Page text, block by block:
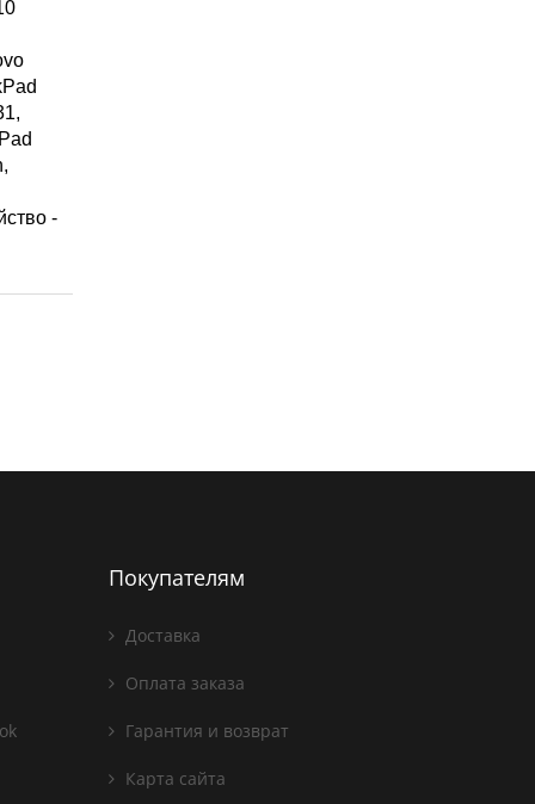
-
Покупателям
Доставка
Оплата заказа
Гарантия и возврат
Карта сайта